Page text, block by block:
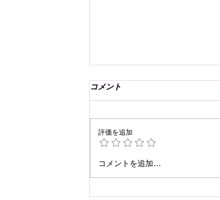
☆肩こり・腰痛予防☆
コメント
評価を追加
コメントを追加…